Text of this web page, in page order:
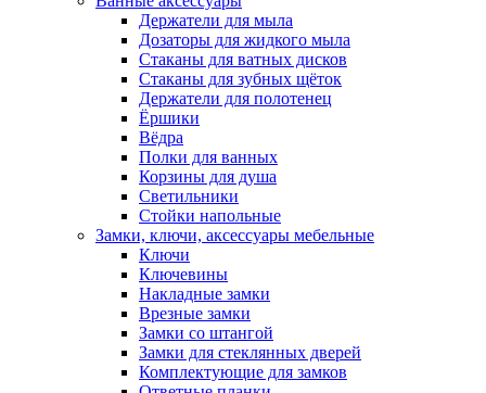
Держатели для мыла
Дозаторы для жидкого мыла
Стаканы для ватных дисков
Стаканы для зубных щёток
Держатели для полотенец
Ёршики
Вёдра
Полки для ванных
Корзины для душа
Светильники
Стойки напольные
Замки, ключи, аксессуары мебельные
Ключи
Ключевины
Накладные замки
Врезные замки
Замки со штангой
Замки для стеклянных дверей
Комплектующие для замков